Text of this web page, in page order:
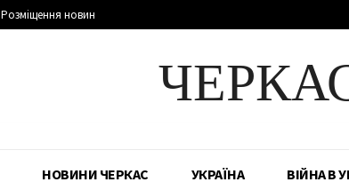
Розміщення новин
НОВИНИ ЧЕРКАС УКРАЇНА ВІЙНА В